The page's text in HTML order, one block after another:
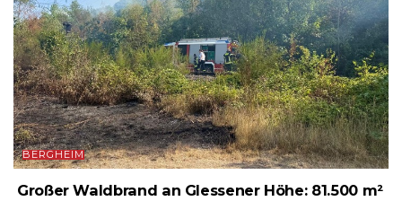
BERGHEIM
Großer Waldbrand an Glessener Höhe: 81.500 m²